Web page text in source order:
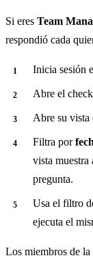
Si eres Team
respondió cada
Inicia sesión
Abre el
Abre su vista
Filtra por
vista muestra
pregunta.
Usa el filtro
ejecuta el
Los miembros de